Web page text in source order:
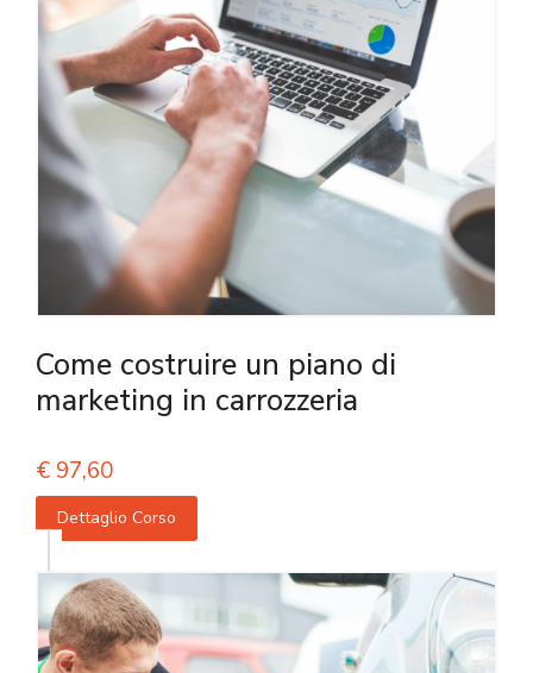
Come costruire un piano di
marketing in carrozzeria
€ 97,60
Dettaglio Corso